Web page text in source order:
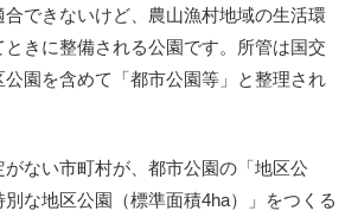
できないけど、農山漁村地域の生活環
きに整備される公園です。所管は国交
園を含めて「都市公園等」と整理され
ない市町村が、都市公園の「地区公
な地区公園（標準面積4ha）」をつくる